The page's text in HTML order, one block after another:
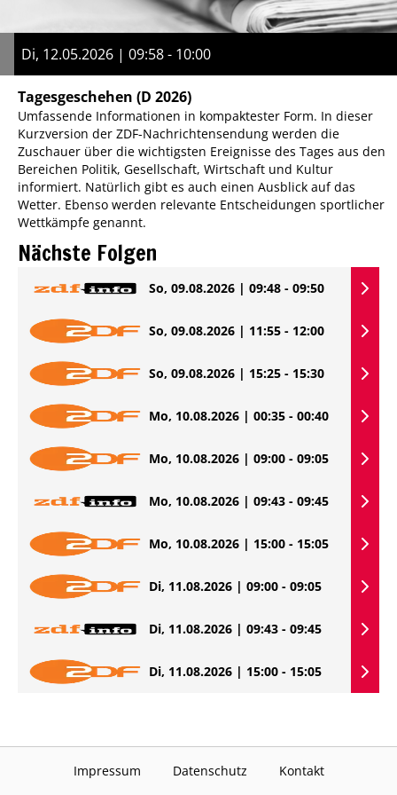
Di, 12.05.2026 | 09:58 - 10:00
Tagesgeschehen (D 2026)
Umfassende Informationen in kompaktester Form. In dieser
Kurzversion der ZDF-Nachrichtensendung werden die
Zuschauer über die wichtigsten Ereignisse des Tages aus den
Bereichen Politik, Gesellschaft, Wirtschaft und Kultur
informiert. Natürlich gibt es auch einen Ausblick auf das
Wetter. Ebenso werden relevante Entscheidungen sportlicher
Wettkämpfe genannt.
Nächste Folgen
So, 09.08.2026 | 09:48 - 09:50
So, 09.08.2026 | 11:55 - 12:00
So, 09.08.2026 | 15:25 - 15:30
Mo, 10.08.2026 | 00:35 - 00:40
Mo, 10.08.2026 | 09:00 - 09:05
Mo, 10.08.2026 | 09:43 - 09:45
Mo, 10.08.2026 | 15:00 - 15:05
Di, 11.08.2026 | 09:00 - 09:05
Di, 11.08.2026 | 09:43 - 09:45
Di, 11.08.2026 | 15:00 - 15:05
Impressum Datenschutz Kontakt